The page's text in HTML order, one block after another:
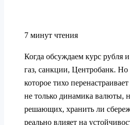
7 минут чтения
Когда обсуждаем курс рубля
газ, санкции, Центробанк.
которое тихо
не только динамика валюты,
решающих, хранить ли
реально влияет на